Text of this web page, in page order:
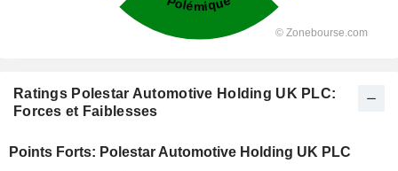
Ratings Polestar Automotive Holding UK PLC:
Forces et Faiblesses
Points Forts: Polestar Automotive Holding UK PLC